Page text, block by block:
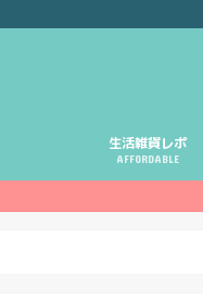
生活雑貨レポ
AFFORDABLE